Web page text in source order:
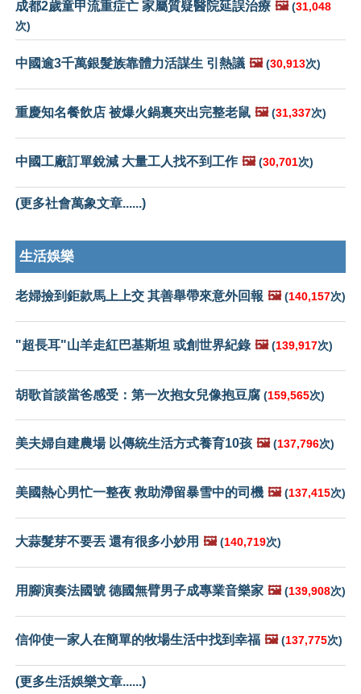
成都2歲童甲流重症亡 家屬質疑醫院延誤治療 🖼️ (31,048
次)
中國逾3千萬銀髮族靠體力活謀生 引熱議 🖼️ (30,913次)
重慶知名餐飲店 被爆火鍋裏夾出完整老鼠 🖼️ (31,337次)
中國工廠訂單銳減 大量工人找不到工作 🖼️ (30,701次)
(更多社會萬象文章......)
生活娛樂
老婦撿到鉅款馬上上交 其善舉帶來意外回報 🖼️ (140,157次)
"超長耳"山羊走紅巴基斯坦 或創世界紀錄 🖼️ (139,917次)
胡歌首談當爸感受：第一次抱女兒像抱豆腐 (159,565次)
美夫婦自建農場 以傳統生活方式養育10孩 🖼️ (137,796次)
美國熱心男忙一整夜 救助滯留暴雪中的司機 🖼️ (137,415次)
大蒜髮芽不要丟 還有很多小妙用 🖼️ (140,719次)
用腳演奏法國號 德國無臂男子成專業音樂家 🖼️ (139,908次)
信仰使一家人在簡單的牧場生活中找到幸福 🖼️ (137,775次)
(更多生活娛樂文章......)